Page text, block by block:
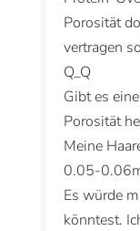
Porosität
vertragen
Q_Q
Gibt es
Porosität
Meine
0.05-
Es würde
könntest.